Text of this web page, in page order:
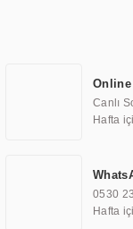
TOCHI markası altında
TOCHI; videowall,
ekran, asansör ekranı,
ekranları, endüstriyel
endüstriyel Panel PC,
gibi çözümleri 4.5" ile
Online
Canlı
Hafta
0530
Hafta